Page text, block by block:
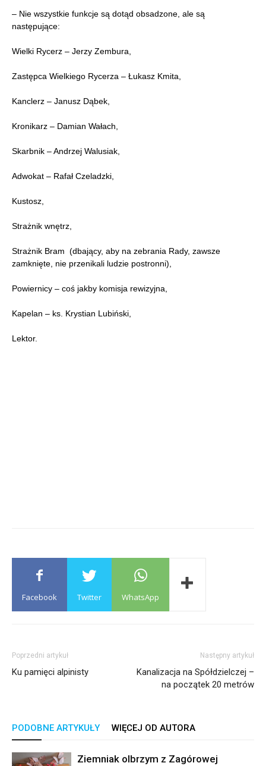
– Nie wszystkie funkcje są dotąd obsadzone, ale są
następujące:
Wielki Rycerz – Jerzy Zembura,
Zastępca Wielkiego Rycerza – Łukasz Kmita,
Kanclerz – Janusz Dąbek,
Kronikarz – Damian Wałach,
Skarbnik – Andrzej Walusiak,
Adwokat – Rafał Czeladzki,
Kustosz,
Strażnik wnętrz,
Strażnik Bram (dbający, aby na zebrania Rady, zawsze
zamknięte, nie przenikali ludzie postronni),
Powiernicy – coś jakby komisja rewizyjna,
Kapelan – ks. Krystian Lubiński,
Lektor.
Facebook Twitter WhatsApp
Poprzedni artykuł
Ku pamięci alpinisty
Następny artykuł
Kanalizacja na Spółdzielczej –
na początek 20 metrów
PODOBNE ARTYKUŁY WIĘCEJ OD AUTORA
Ziemniak olbrzym z Zagórowej